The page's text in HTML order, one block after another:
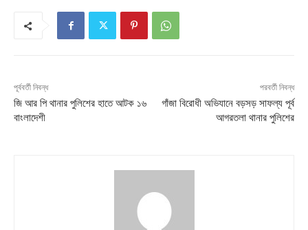
পূর্ববর্তী নিবন্ধ
জি আর পি থানার পুলিশের হাতে আটক ১৬
বাংলাদেশী
পরবর্তী নিবন্ধ
গাঁজা বিরোধী অভিযানে বড়সড় সাফল্য পূর্ব
আগরতলা থানার পুলিশের